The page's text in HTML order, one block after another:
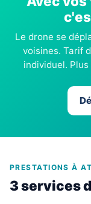
Le drone se
voisines. Tarif
individuel.
PRESTATIONS À
3 services